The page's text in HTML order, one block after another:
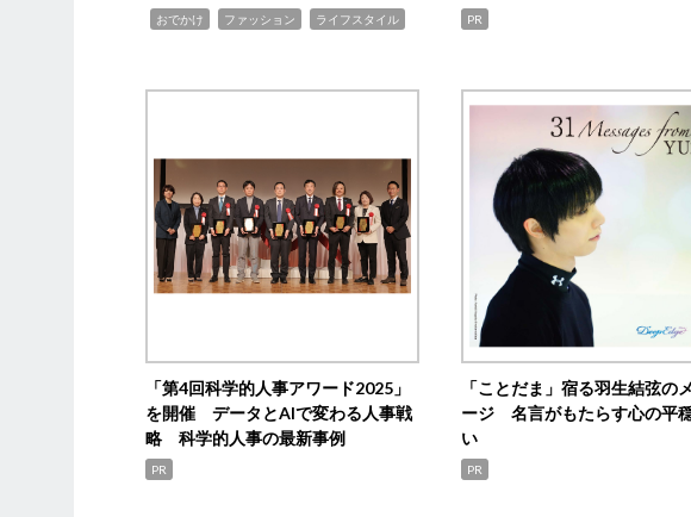
おでかけ ファッション ライフスタイル PR
「第4回科学的人事アワード2025」
を開催 データとAIで変わる人事戦
略 科学的人事の最新事例
PR
「ことだま」宿る羽生結弦の
ージ 名言がもたらす心の平
い
PR